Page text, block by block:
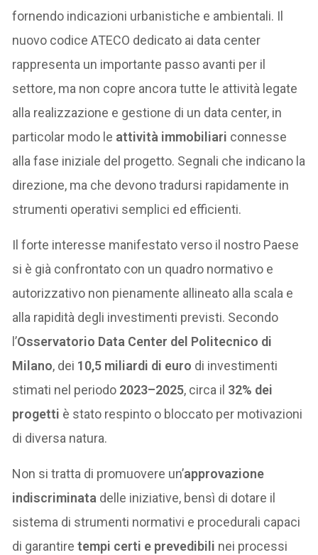
fornendo indicazioni urbanistiche e ambientali. Il
nuovo codice ATECO dedicato ai data center
rappresenta un importante passo avanti per il
settore, ma non copre ancora tutte le attività legate
alla realizzazione e gestione di un data center, in
particolar modo le attività immobiliari connesse
alla fase iniziale del progetto. Segnali che indicano la
direzione, ma che devono tradursi rapidamente in
strumenti operativi semplici ed efficienti.
Il forte interesse manifestato verso il nostro Paese
si è già confrontato con un quadro normativo e
autorizzativo non pienamente allineato alla scala e
alla rapidità degli investimenti previsti. Secondo
l’Osservatorio Data Center del Politecnico di
Milano, dei 10,5 miliardi di euro di investimenti
stimati nel periodo 2023–2025, circa il 32% dei
progetti è stato respinto o bloccato per motivazioni
di diversa natura.
Non si tratta di promuovere un’approvazione
indiscriminata delle iniziative, bensì di dotare il
sistema di strumenti normativi e procedurali capaci
di garantiretempi certi e prevedibili nei processi